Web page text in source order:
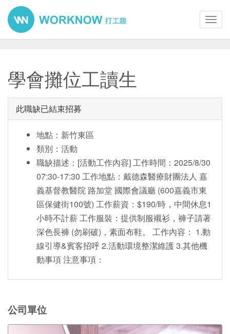
學會攤位工讀生
此職缺已結束招募
地點：新竹東區
類別：活動
職缺描述：[活動工作內容] 工作時間：2025/8/30
07:30-17:30 工作地點：戴德森醫療財團法人 嘉
義基督教醫院 路加堂 國際會議廳 (600嘉義市東
區保健街100號) 工作薪資：$190/時，中間休息1
小時不計薪 工作服裝：提供制服襯衫，褲子請著
深色長褲 (勿刷破)，素面布鞋。 工作內容： 1.動
線引導&賓客招呼 2.活動環境整潔維護 3.其他機
動事項 注意事項：
公司單位